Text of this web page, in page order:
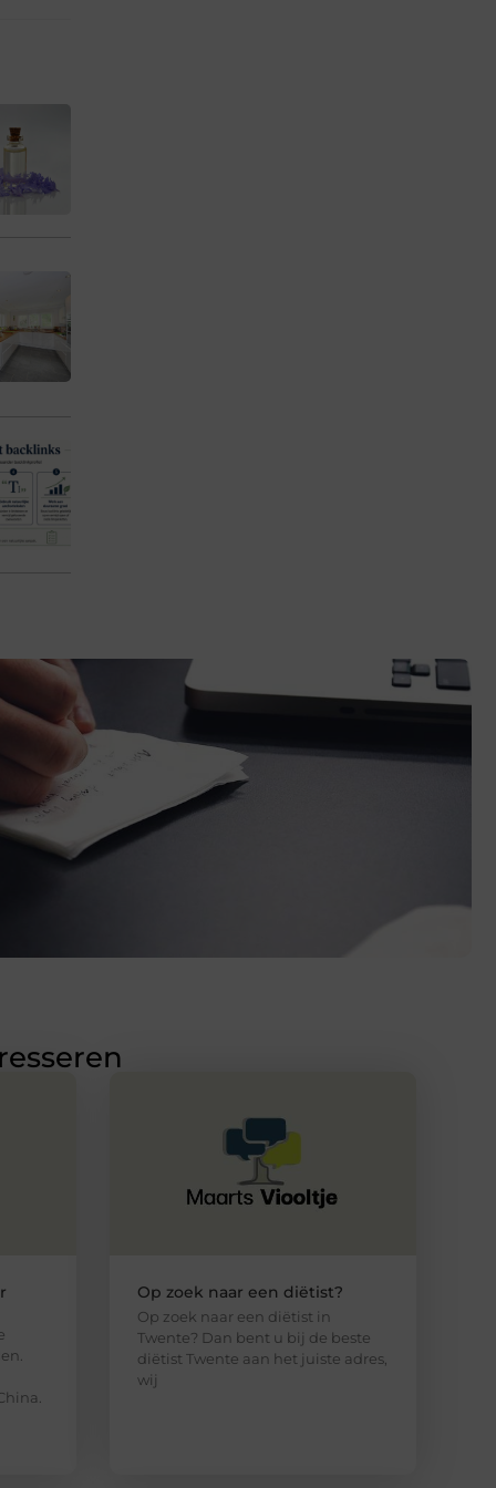
Op zoek naar een diëtist?
Op zoek naar een diëtist in
Twente? Dan bent u bij de beste
diëtist Twente aan het juiste adres,
wij